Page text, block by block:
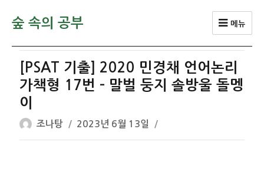
숲 속의 공부 메뉴
[PSAT 기출] 2020 민경채 언어논리
가책형 17번 – 말벌 둥지 솔방울 돌멩
이
글
쓴
조나탕
작
성
2023년 6월 13일